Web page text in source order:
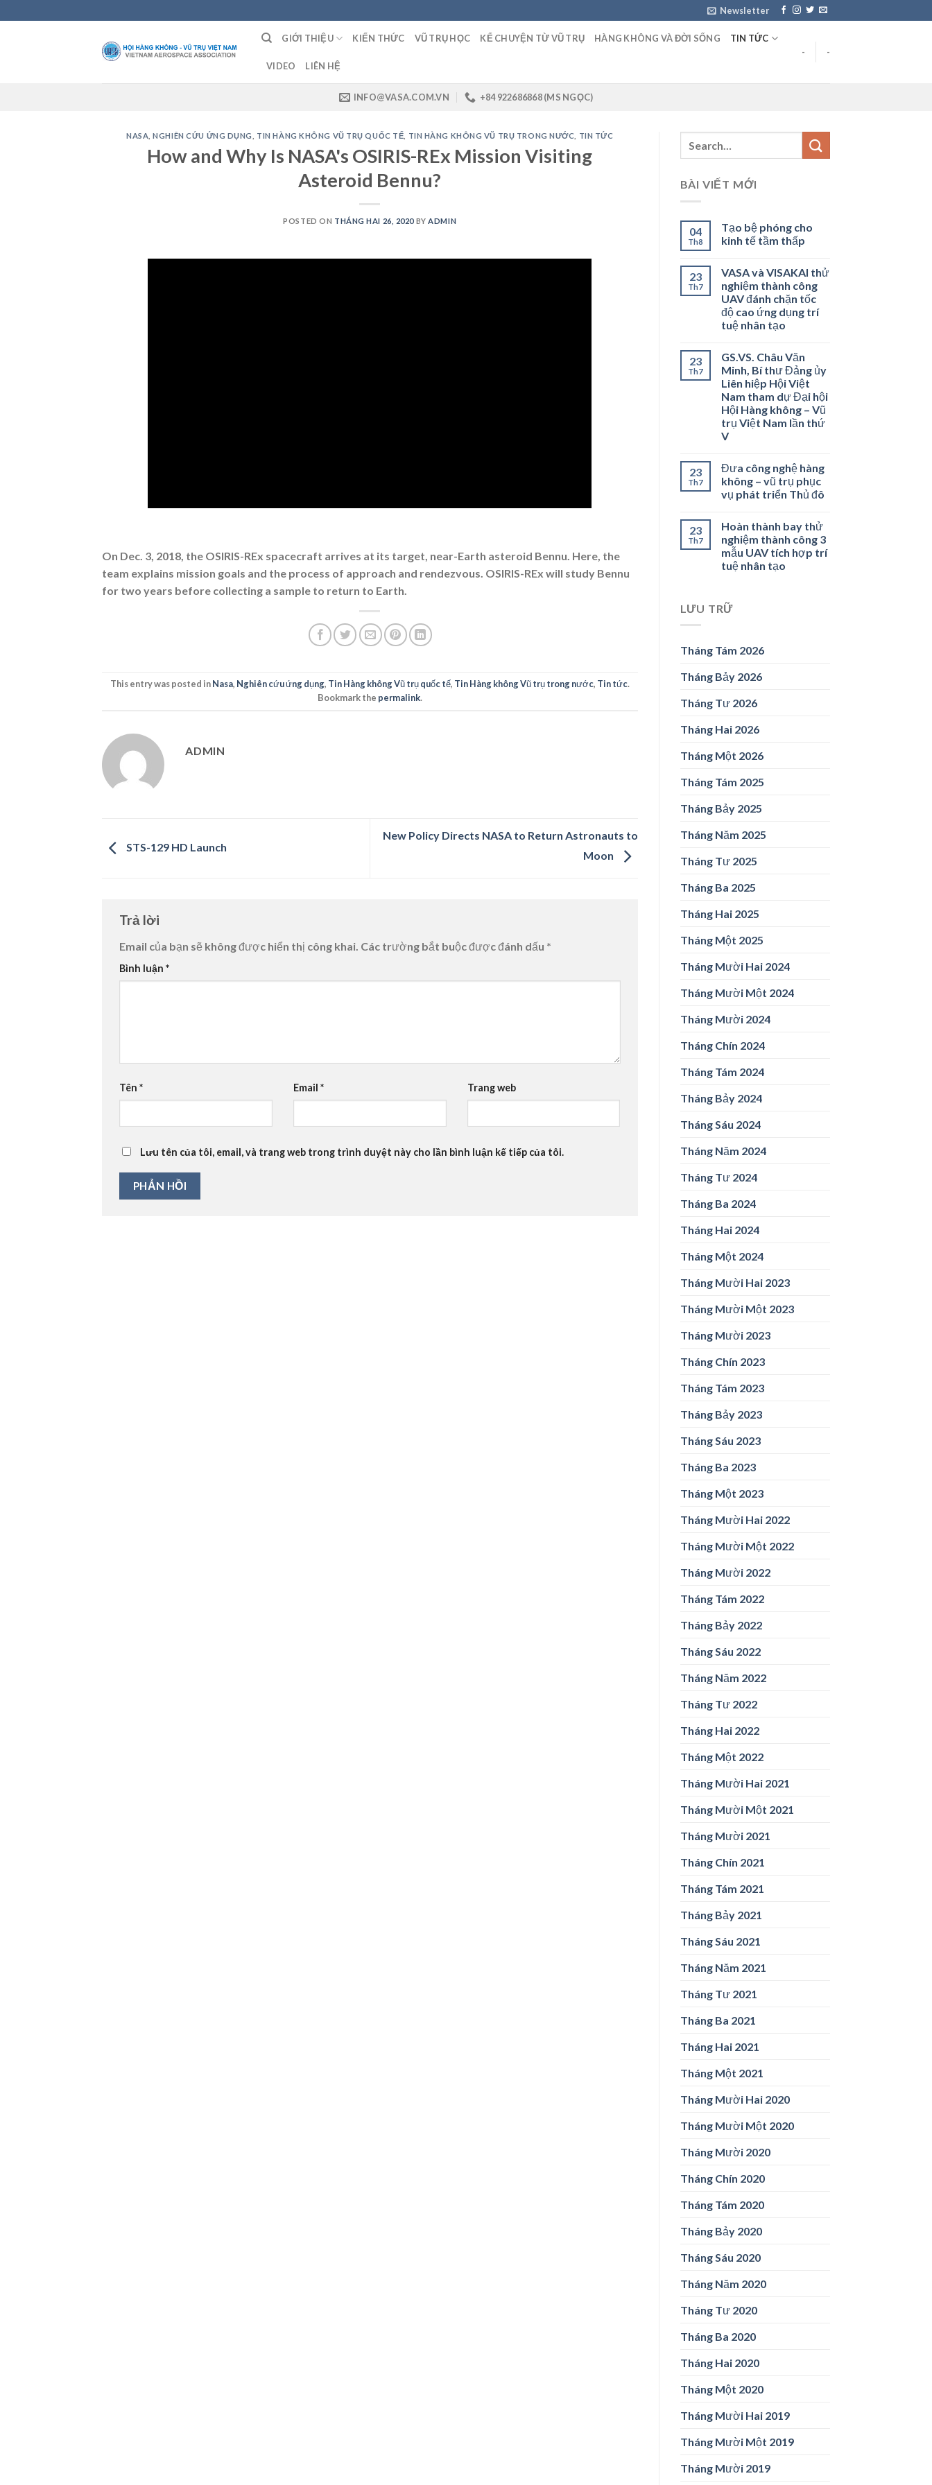
to
Newsletter
GIỚI THIỆU KIẾN THỨC VŨ TRỤ HỌC KỂ CHUYỆN TỪ VŨ TRỤ HÀNG KHÔNG VÀ ĐỜI SỐNG TIN TỨC
VIDEO LIÊN HỆ
- -
INFO@VASA.COM.VN +84 922686868 (MS NGỌC)
NASA ,NGHIÊN CỨU ỨNG DỤNG TIN HÀNG KHÔNG VŨ TRỤ QUỐC TẾ TIN HÀNG KHÔNG VŨ TRỤ TRONG NƯỚC TIN TỨC
How and Why Is NASA's OSIRIS-REx Mission Visiting
Asteroid Bennu?
POSTED ON THÁNG HAI 26, 2020 BY ADMIN
On Dec. 3, 2018, the OSIRIS-REx spacecraft arrives at its target, near-Earth asteroid Bennu. Here, the
team explains mission goals and the process of approach and rendezvous. OSIRIS-REx will study Bennu
for two years before collecting a sample to return to Earth.
This entry was posted inNasa, Nghiên cứu ứng dụng, Tin Hàng không Vũ trụ quốc tế, Tin Hàng không Vũ trụ trong nước, Tin tức.
Bookmark the permalink.
ADMIN
STS-129 HD Launch
New Policy Directs NASA to Return Astronauts to
Moon
Trả lời
Email của bạn sẽ không được hiển thị công khai. Các trường bắt buộc được đánh dấu *
Bình luận *
Tên * Email * Trang web
Lưu tên của tôi, email, và trang web trong trình duyệt này cho lần bình luận kế tiếp của tôi.
BÀI VIẾT MỚI
04
Th8
Tạo bệ phóng cho
kinh tế tầm thấp
23
Th7
VASA và VISAKAI thử
nghiệm thành công
UAV đánh chặn tốc
độ cao ứng dụng trí
tuệ nhân tạo
23
Th7
GS.VS. Châu Văn
Minh, Bí thư Đảng ủy
Liên hiệp Hội Việt
Nam tham dự Đại hội
Hội Hàng không – Vũ
trụ Việt Nam lần thứ
V
23
Th7
Đưa công nghệ hàng
không – vũ trụ phục
vụ phát triển Thủ đô
23
Th7
Hoàn thành bay thử
nghiệm thành công 3
mẫu UAV tích hợp trí
tuệ nhân tạo
LƯU TRỮ
Tháng Tám 2026
Tháng Bảy 2026
Tháng Tư 2026
Tháng Hai 2026
Tháng Một 2026
Tháng Tám 2025
Tháng Bảy 2025
Tháng Năm 2025
Tháng Tư 2025
Tháng Ba 2025
Tháng Hai 2025
Tháng Một 2025
Tháng Mười Hai 2024
Tháng Mười Một 2024
Tháng Mười 2024
Tháng Chín 2024
Tháng Tám 2024
Tháng Bảy 2024
Tháng Sáu 2024
Tháng Năm 2024
Tháng Tư 2024
Tháng Ba 2024
Tháng Hai 2024
Tháng Một 2024
Tháng Mười Hai 2023
Tháng Mười Một 2023
Tháng Mười 2023
Tháng Chín 2023
Tháng Tám 2023
Tháng Bảy 2023
Tháng Sáu 2023
Tháng Ba 2023
Tháng Một 2023
Tháng Mười Hai 2022
Tháng Mười Một 2022
Tháng Mười 2022
Tháng Tám 2022
Tháng Bảy 2022
Tháng Sáu 2022
Tháng Năm 2022
Tháng Tư 2022
Tháng Hai 2022
Tháng Một 2022
Tháng Mười Hai 2021
Tháng Mười Một 2021
Tháng Mười 2021
Tháng Chín 2021
Tháng Tám 2021
Tháng Bảy 2021
Tháng Sáu 2021
Tháng Năm 2021
Tháng Tư 2021
Tháng Ba 2021
Tháng Hai 2021
Tháng Một 2021
Tháng Mười Hai 2020
Tháng Mười Một 2020
Tháng Mười 2020
Tháng Chín 2020
Tháng Tám 2020
Tháng Bảy 2020
Tháng Sáu 2020
Tháng Năm 2020
Tháng Tư 2020
Tháng Ba 2020
Tháng Hai 2020
Tháng Một 2020
Tháng Mười Hai 2019
Tháng Mười Một 2019
Tháng Mười 2019